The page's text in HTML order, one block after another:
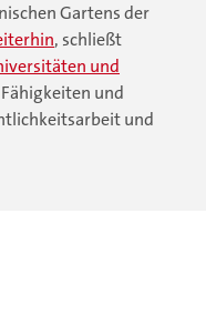
Gartens der
, schließt
und
und
und